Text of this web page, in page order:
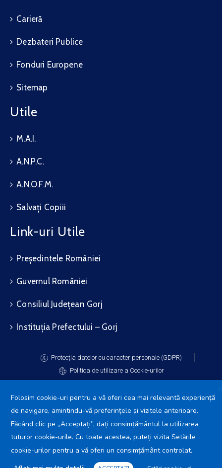
Carieră
Dezbateri Publice
Fonduri Europene
Sitemap
Utile
M.A.I.
A.N.P.C.
A.N.O.F.M.
Salvați Copiii
Link-uri Utile
Președintele României
Guvernul României
Consiliul Județean Gorj
Instituția Prefectului – Gorj
Protecția datelor cu caracter personale (GDPR)
Politica de utilizare a Cookie-urilor
Primăria Comunei Arcani
2025.
Toate drepturile rezervate.
X
Folosim cookie-uri pentru a vă oferi cea mai relevantă experiență
de navigare, amintindu-vă preferințele și vizitele anterioare.
Făcând clic pe „Acceptați”, dați consimțământul la utilizarea
tuturor cookie-urile. Cu toate acestea, puteți vizita Setările
cookie-urilor pentru a vă oferi un consimțământ controlat.